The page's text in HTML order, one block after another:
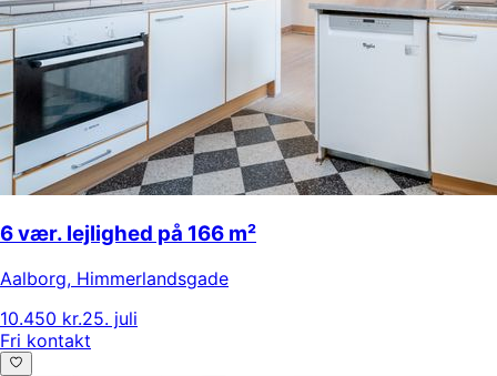
6 vær. lejlighed på 166 m²
Aalborg, Himmerlandsgade
10.450 kr.25. juli
Fri kontakt